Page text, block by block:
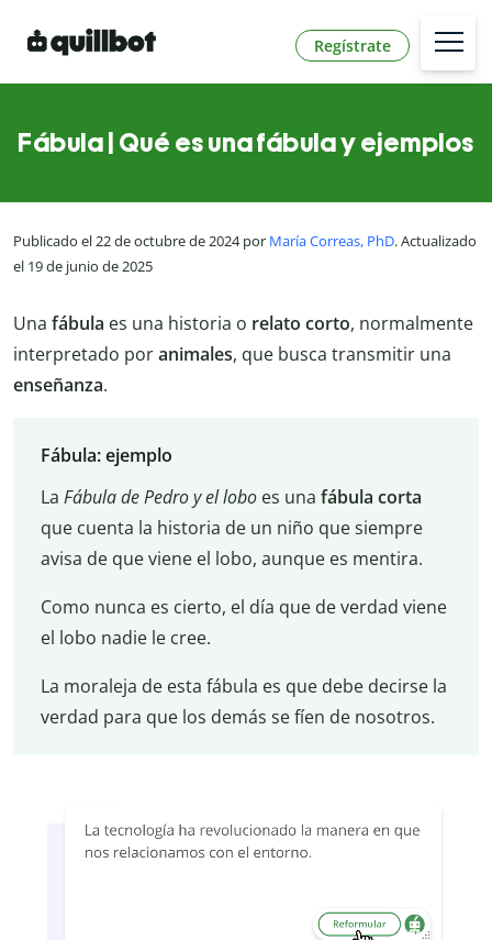
Regístrate
Fábula | Qué es una fábula y ejemplos
Publicado el 22 de octubre de 2024 por María Correas, PhD. Actualizado
el 19 de junio de 2025
Una fábula es una historia o relato corto, normalmente
interpretado poranimales, que busca transmitir una
enseñanza.
Fábula: ejemplo
La Fábula de Pedro y el loboes una fábula corta
que cuenta la historia de un niño que siempre
avisa de que viene el lobo, aunque es mentira.
Como nunca es cierto, el día que de verdad viene
el lobo nadie le cree.
La moraleja de esta fábula es que debe decirse la
verdad para que los demás se fíen de nosotros.